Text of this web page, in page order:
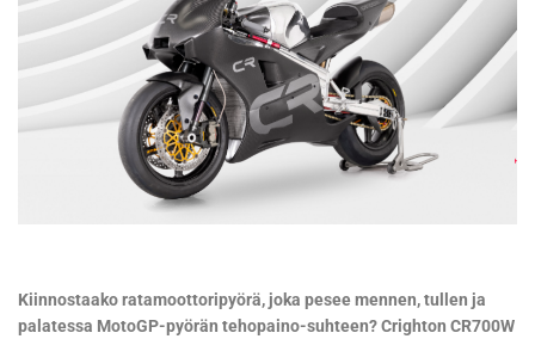
Kiinnostaako ratamoottoripyörä, joka pesee mennen, tullen ja
palatessa MotoGP-pyörän tehopaino-suhteen? Crighton CR700W